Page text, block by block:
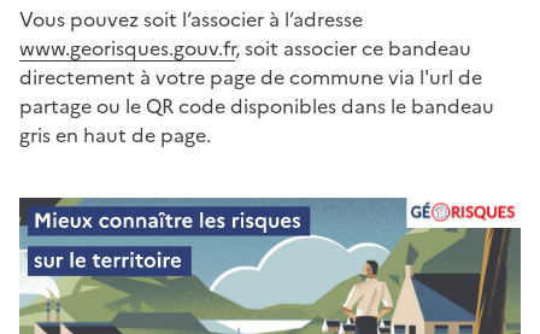
Vous pouvez soit l’associer à l’adresse
www.georisques.gouv.fr, soit associer ce bandeau
directement à votre page de commune via l'url de
partage ou le QR code disponibles dans le bandeau
gris en haut de page.